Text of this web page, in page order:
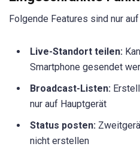
Folgende Features sind nur
Live-Standort teilen:
Smartphone gesendet
Broadcast-Listen:
nur auf Hauptgerät
Status posten:
nicht erstellen